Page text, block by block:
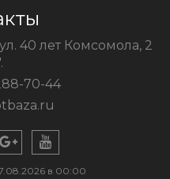
40 лет Комсомола, 2
70-44
в 00:00